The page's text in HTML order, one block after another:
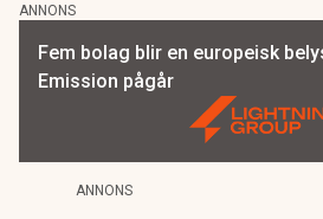
ANNONS
Fem bolag blir en europeisk
Emission pågår
ANNONS